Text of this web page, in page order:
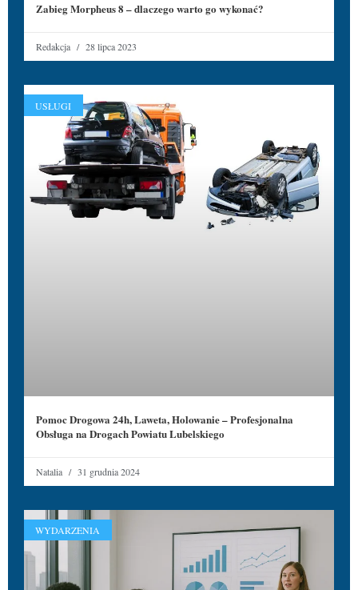
Zabieg Morpheus 8 – dlaczego warto go wykonać?
Redakcja 28 lipca 2023
USŁUGI
Pomoc Drogowa 24h, Laweta, Holowanie – Profesjonalna
Obsługa na Drogach Powiatu Lubelskiego
Natalia 31 grudnia 2024
WYDARZENIA